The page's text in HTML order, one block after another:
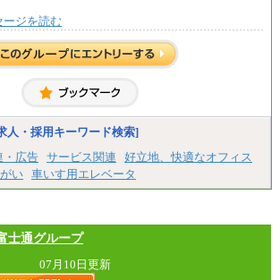
職 月給220,000～230,000円＋地域間調整給
はJTBキャリアサイトよりご確認ください。
)JTBコミュニケーションデザイン
職 月給230,000円
し残業手当：20,000円（一律支給）※みなし
手当の残業時間は10.43時間。
応じて、時間外手当等を支給。
アサポート職 月給188,000円
）JTBグローバルマーケティング＆トラベル
事業職 月給202,000～227,000円＋地域間調整
ジを読む
人・採用キーワード検索]
・広告 サービス関連
好立地、快適なオフィス
い 車いす用エレベータ
士通グループ
07月10日更新